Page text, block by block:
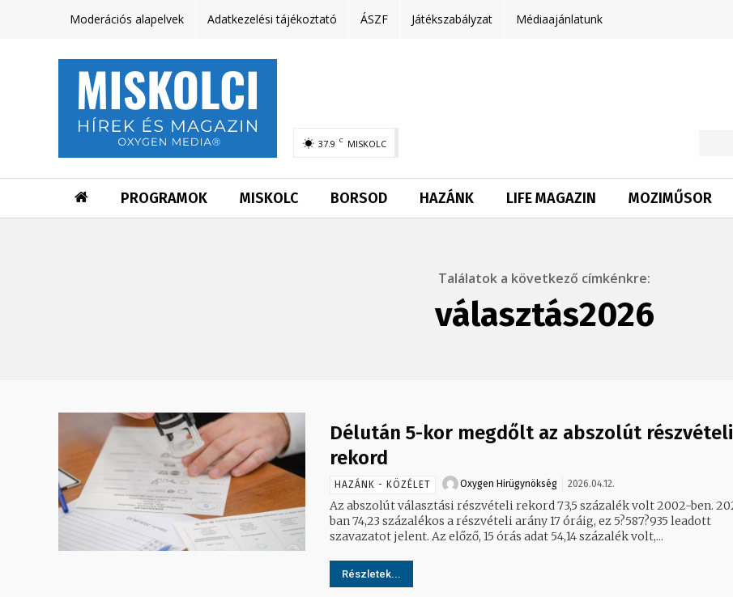
Moderációs alapelvek Adatkezelési tájékoztató ÁSZF Játékszabályzat Médiaajánlatunk
37.9 C MISKOLC
PROGRAMOK MISKOLC BORSOD HAZÁNK LIFE MAGAZIN MOZIMŰSOR
Találatok a következő címkénkre:
választás2026
Délután 5-kor megdőlt az abszolút részvételi
rekord
HAZÁNK - KÖZÉLET Oxygen Hirügynökség 2026.04.12.
Az abszolút választási részvételi rekord 73,5 százalék volt 2002-ben. 2026-
ban 74,23 százalékos a részvételi arány 17 óráig, ez 5?587?935 leadott
szavazatot jelent. Az előző, 15 órás adat 54,14 százalék volt,...
Részletek...